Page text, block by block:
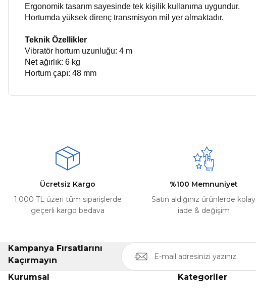
Ergonomik tasarım sayesinde tek kişilik kullanıma uygundur.
Hortumda yüksek direnç transmisyon mil yer almaktadır.
Teknik Özellikler
Vibratör hortum uzunluğu: 4 m
Net ağırlık: 6 kg
Hortum çapı: 48 mm
Ürün açıklamasında eksik bilgiler bulunuyor.
Ürün bilgilerinde hatalar bulunuyor.
Ücretsiz Kargo
1.000 TL üzeri tüm siparişlerde
geçerli kargo bedava
%100 Memnuniyet
Satın aldığınız ürünlerde kolay
iade & değişim
Kampanya Fırsatlarını
Kaçırmayın
Kurumsal Kategoriler